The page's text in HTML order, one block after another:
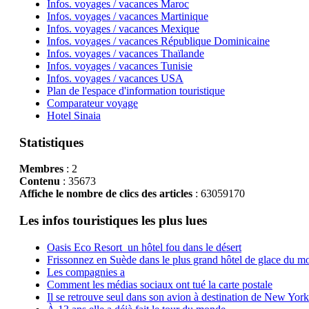
Infos. voyages / vacances Maroc
Infos. voyages / vacances Martinique
Infos. voyages / vacances Mexique
Infos. voyages / vacances République Dominicaine
Infos. voyages / vacances Thaïlande
Infos. voyages / vacances Tunisie
Infos. voyages / vacances USA
Plan de l'espace d'information touristique
Comparateur voyage
Hotel Sinaia
Statistiques
Membres: 2
Contenu : 35673
Affiche le nombre de clics des articles: 63059170
Les infos touristiques les plus lues
Oasis Eco Resort un hôtel fou dans le désert
Frissonnez en Suède dans le plus grand hôtel de glace du
Les compagnies a
Comment les médias sociaux ont tué la carte postale
Il se retrouve seul dans son avion à destination de New York